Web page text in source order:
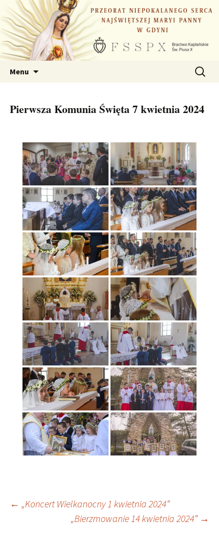
Przejdź
do
treści
Menu Szukaj:
Pierwsza Komunia Święta 7 kwietnia 2024
Nawigacja
← „Koncert Wielkanocny 1 kwietnia 2024”
„Bierzmowanie 14 kwietnia 2024” →